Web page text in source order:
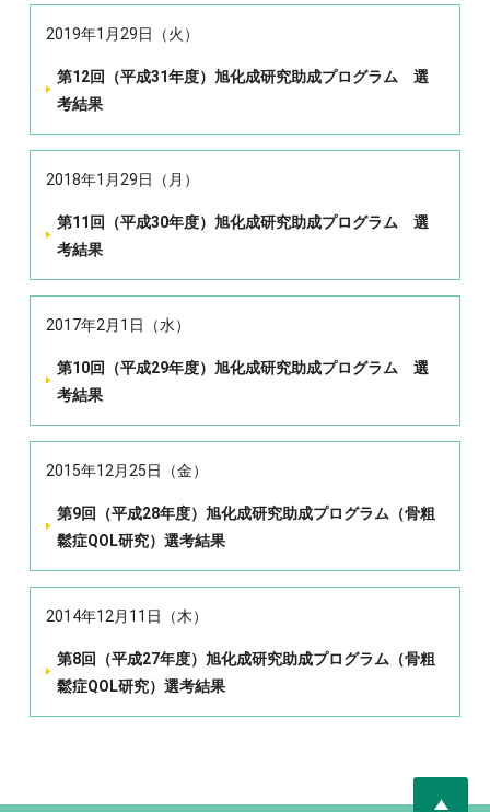
2019年1月29日（火）
第12回（平成31年度）旭化成研究助成プログラム 選
考結果
2018年1月29日（月）
第11回（平成30年度）旭化成研究助成プログラム 選
考結果
2017年2月1日（水）
第10回（平成29年度）旭化成研究助成プログラム 選
考結果
2015年12月25日（金）
第9回（平成28年度）旭化成研究助成プログラム（骨粗
鬆症QOL研究）選考結果
2014年12月11日（木）
第8回（平成27年度）旭化成研究助成プログラム（骨粗
鬆症QOL研究）選考結果